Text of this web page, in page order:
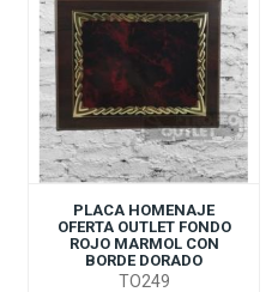
PLACA HOMENAJE
OFERTA OUTLET FONDO
ROJO MARMOL CON
BORDE DORADO
TO249